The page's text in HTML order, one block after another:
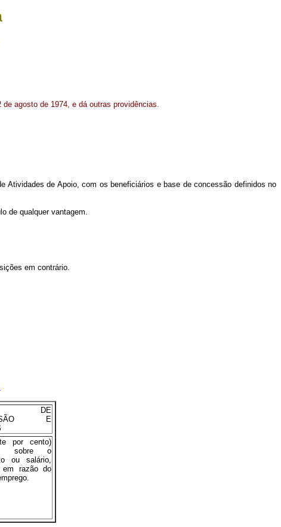
agosto de 1974, e dá outras providências.
Atividades de Apoio, com os beneficiários e base de concessão definidos no
de qualquer vantagem.
em contrário.
DE
E
por cento)
sobre o
ou salário,
em razão do